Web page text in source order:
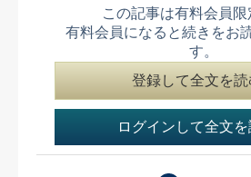
この記事は有料会員限
有料会員になると続きをお
す。
登録して全文を読
ログインして全文を